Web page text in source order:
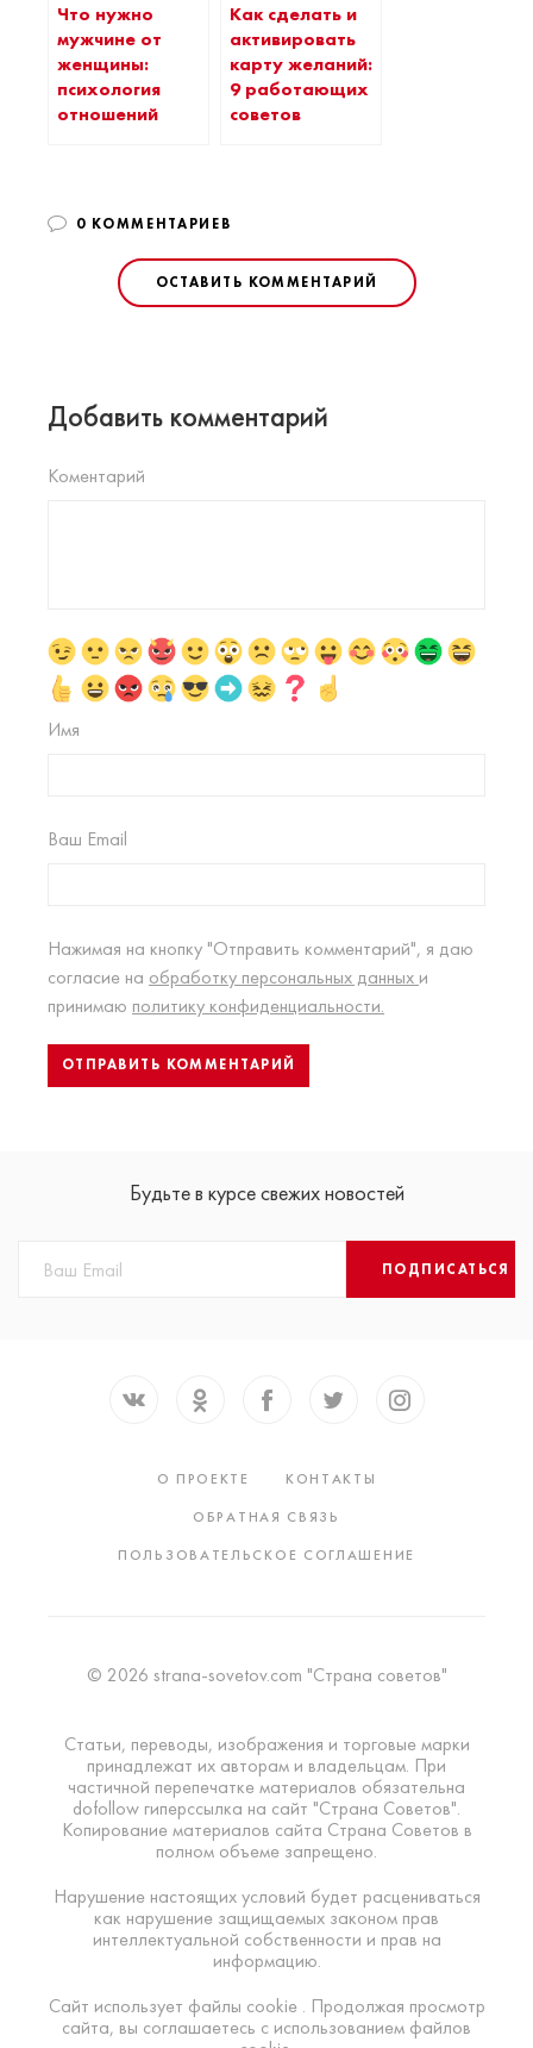
Что нужно
мужчине от
женщины:
психология
отношений
Как сделать и
активировать
карту желаний:
9 работающих
советов
0 КОММЕНТАРИЕВ
ОСТАВИТЬ КОММЕНТАРИЙ
Добавить комментарий
Коментарий
Имя
Ваш Email
Нажимая на кнопку "Отправить комментарий", я даю
согласие на обработку персональных данных и
принимаю политику конфиденциальности.
Будьте в курсе свежих новостей
ПОДПИСАТЬСЯ
О ПРОЕКТЕ
КОНТАКТЫ
ОБРАТНАЯ СВЯЗЬ
ПОЛЬЗОВАТЕЛЬСКОЕ СОГЛАШЕНИЕ
© 2026 strana-sovetov.com "Страна советов"
Статьи, переводы, изображения и торговые марки
принадлежат их авторам и владельцам. При
частичной перепечатке материалов обязательна
dofollow гиперссылка на сайт "Страна Советов".
Копирование материалов сайта Страна Советов в
полном объеме запрещено.
Нарушение настоящих условий будет расцениваться
как нарушение защищаемых законом прав
интеллектуальной собственности и прав на
информацию.
Сайт использует файлы cookie . Продолжая просмотр
сайта, вы соглашаетесь с использованием файлов